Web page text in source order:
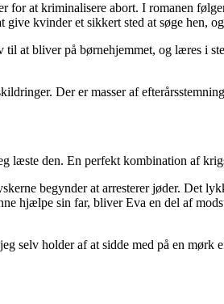
for at kriminalisere abort. I romanen
kvinder et sikkert sted at søge hen,
at bliver på børnehjemmet, og læres i
Der er masser af
læste den. En perfekt kombination af
begynder at arresterer jøder. Det
hjælpe sin far, bliver Eva en del af
selv holder af at sidde med på en